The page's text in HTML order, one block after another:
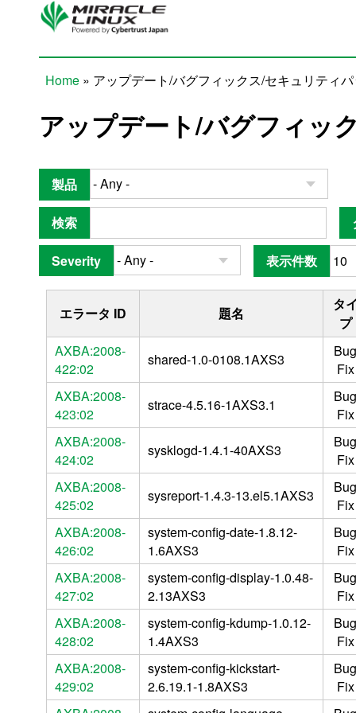
Skip to main content
Home » アップデート/バグフィックス/セキュリティ
アップデート/バグフィッ
製品
検索
Severity 表示件数
エラータ ID 題名
タ
プ
AXBA:2008-
422:02
shared-1.0-0108.1AXS3
Bug
Fix
AXBA:2008-
423:02
strace-4.5.16-1AXS3.1
Bug
Fix
AXBA:2008-
424:02
sysklogd-1.4.1-40AXS3
Bug
Fix
AXBA:2008-
425:02
sysreport-1.4.3-13.el5.1AXS3
Bug
Fix
AXBA:2008-
426:02
system-config-date-1.8.12-
1.6AXS3
Bug
Fix
AXBA:2008-
427:02
system-config-display-1.0.48-
2.13AXS3
Bug
Fix
AXBA:2008-
428:02
system-config-kdump-1.0.12-
1.4AXS3
Bug
Fix
AXBA:2008-
429:02
system-config-kickstart-
2.6.19.1-1.8AXS3
Bug
Fix